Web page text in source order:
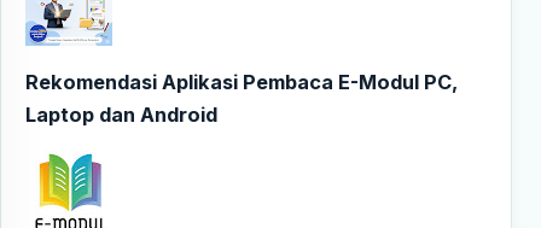
Rekomendasi Aplikasi Pembaca E-Modul PC,
Laptop dan Android